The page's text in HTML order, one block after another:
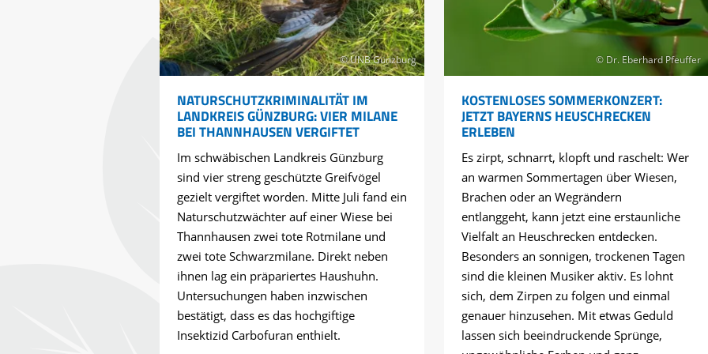
© UNB Günzburg
NATURSCHUTZKRIMINALITÄT IM
LANDKREIS GÜNZBURG: VIER MILANE
BEI THANNHAUSEN VERGIFTET
Im schwäbischen Landkreis Günzburg
sind vier streng geschützte Greifvögel
gezielt vergiftet worden. Mitte Juli fand ein
Naturschutzwächter auf einer Wiese bei
Thannhausen zwei tote Rotmilane und
zwei tote Schwarzmilane. Direkt neben
ihnen lag ein präpariertes Haushuhn.
Untersuchungen haben inzwischen
bestätigt, dass es das hochgiftige
Insektizid Carbofuran enthielt.
© Dr. Eberhard Pfeuffer
KOSTENLOSES SOMMERKONZERT:
JETZT BAYERNS HEUSCHRECKEN
ERLEBEN
Es zirpt, schnarrt, klopft und raschelt: Wer
an warmen Sommertagen über Wiesen,
Brachen oder an Wegrändern
entlanggeht, kann jetzt eine erstaunliche
Vielfalt an Heuschrecken entdecken.
Besonders an sonnigen, trockenen Tagen
sind die kleinen Musiker aktiv. Es lohnt
sich, dem Zirpen zu folgen und einmal
genauer hinzusehen. Mit etwas Geduld
lassen sich beeindruckende Sprünge,